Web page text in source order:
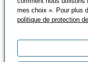
Pratiquer l'éco-
mes choix ». Pour plus
politique de protection